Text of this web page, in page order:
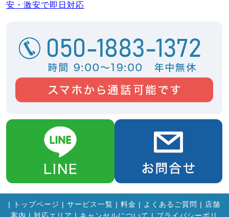
安・激安で即日対応
| トップページ | サービス一覧 | 料金 | よくあるご質問 | 店舗
案内 | 対応エリア | キャンセルについて | プライバシーポリ